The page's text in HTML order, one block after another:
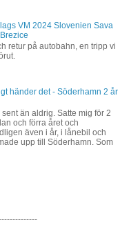
VM 2024 Slovenien Sava
retur på autobahn, en tripp vi
händer det - Söderhamn 2 år
sent än aldrig. Satte mig för 2
och förra året och
även i år, i lånebil och
upp till Söderhamn. Som